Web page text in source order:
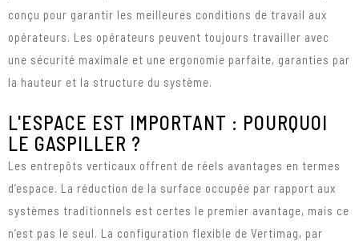
conçu pour garantir les meilleures conditions de travail aux
opérateurs. Les opérateurs peuvent toujours travailler avec
une sécurité maximale et une ergonomie parfaite, garanties par
la hauteur et la structure du système.
L'ESPACE EST IMPORTANT : POURQUOI
LE GASPILLER ?
Les entrepôts verticaux offrent de réels avantages en termes
d’espace. La réduction de la surface occupée par rapport aux
systèmes traditionnels est certes le premier avantage, mais ce
n’est pas le seul. La configuration flexible de Vertimag, par